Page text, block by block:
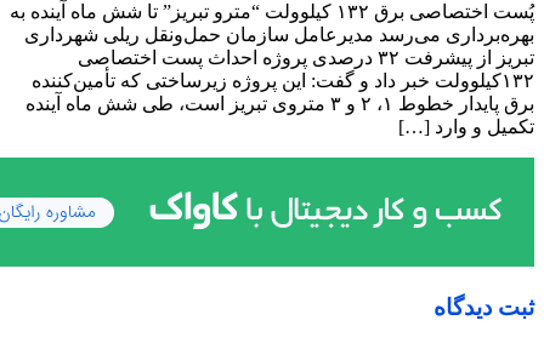
پُست اختصاصی برق ۱۳۲ کیلوولت “مترو تبریز” تا شش ماه آینده به
بهره‌برداری می‌رسد مدیرعامل سازمان حمل‌ونقل ریلی شهرداری
تبریز از پیشرفت ۳۲ درصدی پروژه احداث پست اختصاصی
۱۳۲کیلوولت خبر داد و گفت: این پروژه زیرساختی که تأمین‌کننده
برق پایدار خطوط ۱، ۲ و ۳ متروی تبریز است، طی شش ماه آینده
تکمیل و وارد […]
ثبت دیدگاه